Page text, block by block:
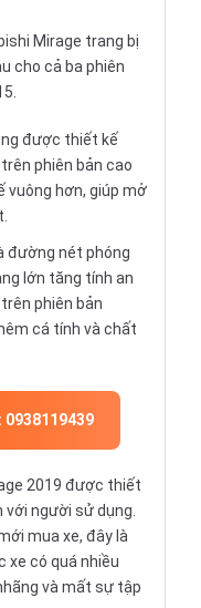
Mirage trang bị
cho cả ba phiên
được thiết kế
phiên bản cao
vuông hơn, giúp mở
đường nét phóng
lớn tăng tính an
phiên bản
cá tính và chất
0938119439
2019 được thiết
với người sử dụng.
mua xe, đây là
xe có quá nhiều
và mất sự tập